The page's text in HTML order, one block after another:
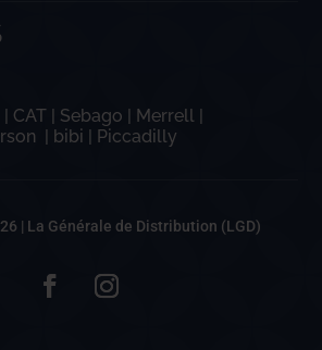
| CAT | Sebago | Merrell |
| bibi | Piccadilly
| La Générale de Distribution (LGD)